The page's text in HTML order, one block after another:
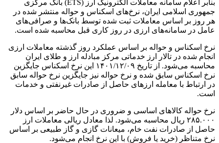
بنابر اعلام سامانه معاملات الکترونیک ارز (ETS) بانک مرکزی
جمهوری اسلامی ایران، نرخ‌های اسکناس و حواله منتشر شده در
هر روز بر اساس معاملات ثبت شده توسط بانک‌ها و صرافی‌های
عامل در سامانه‌های ارزی در روز کاری قبل محاسبه شده است.
نرخ اسکناس و حواله بر اساس عملکرد روز گذشته معاملات ارزی
انجام شده در تالار ارز خدماتی مرکز مبادله ارز و طلای ایران
محاسبه می‌شود. از تاریخ ۰۹/‏۱۲/‏۱۴۰۱‬ این نرخ اسکناس جایگزین
نرخ اسکناس سابق شده و نرخ حواله نیز جایگزین نرخ حواله سابق
در ارتباط با معامله ارزهای حاصل از صادرات غیرنفتی و خدمات
است.
نرخ حواله کالاهای اساسی و ضروری در حال حاضر بر اساس دلار
۲۸۵.۰۰۰ ریال محاسبه می‌شود. لذا معادل ریالی معاملات ارز
حاصل از صادرات نفت خام، میعانات گازی و گاز طبیعی بر اساس
نرخ متناظر (خرید یا فروش) با این نرخ انجام می‌شود.